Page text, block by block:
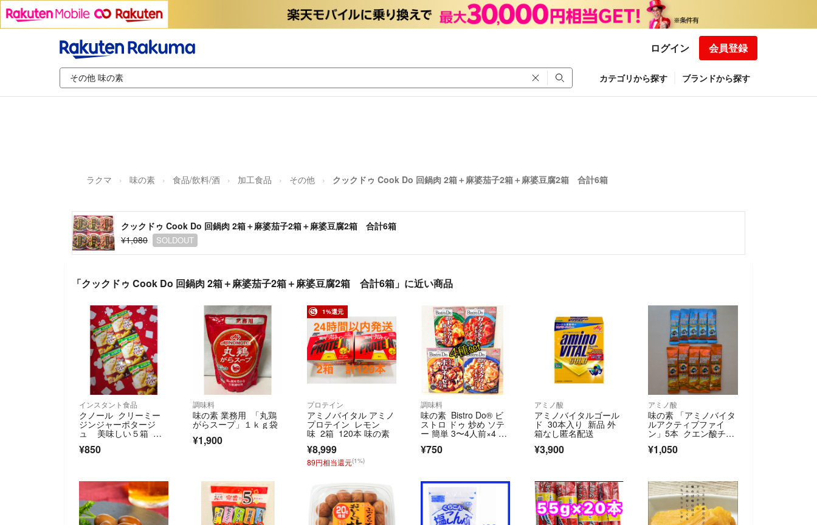
ログイン 会員登録
カテゴリから探す ブランドから探す
ラクマ 味の素 食品/飲料/酒 加工食品 その他 クックドゥ Cook Do 回鍋肉 2箱＋麻婆茄子2箱＋麻婆豆腐2箱 合計6箱
クックドゥ Cook Do 回鍋肉 2箱＋麻婆茄子2箱＋麻婆豆腐2箱 合計6箱
¥1,080
SOLDOUT
「クックドゥ Cook Do 回鍋肉 2箱＋麻婆茄子2箱＋麻婆豆腐2箱 合計6箱」に近い商品
インスタント食品
クノール クリーミー
ジンジャーポタージ
ュ 美味しい５箱 お
🉐ですヨ‼️
¥850
調味料
味の素 業務用 「丸鶏
がらスープ」１ｋｇ袋
¥1,900
1%還元
プロテイン
アミノバイタル アミノ
プロテイン レモン
味 2箱 120本 味の素
¥8,999
89円相当還元(1%)
調味料
味の素 Bistro Do® ビ
ストロ ドゥ 炒め ソテ
ー 簡単 3〜4人前×4 洋
風 洋食 ソースをから
めるだけ！ チキン 肉
¥750
アミノ酸
アミノバイタルゴール
ド 30本入り 新品 外
箱なし匿名配送
¥3,900
アミノ酸
味の素 「アミノバイタ
ルアクティブファイ
ン」5本 クエン酸チャ
ージ5本
¥1,050